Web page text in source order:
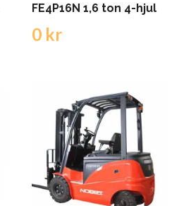
FE4P16N 1,6 ton 4-hjul
0 kr